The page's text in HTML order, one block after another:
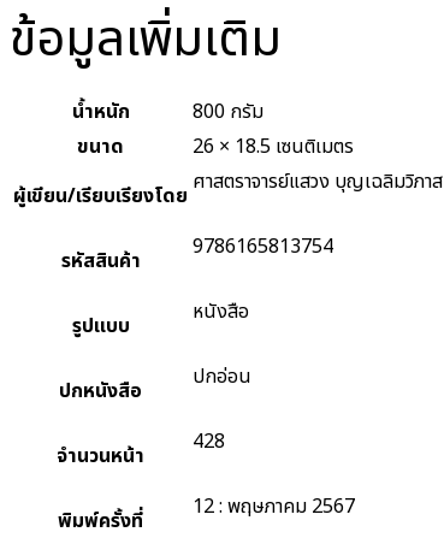
ข้อมูลเพิ่มเติม
น้ำหนัก
800 กรัม
ขนาด
26 × 18.5 เซนติเมตร
ผู้เขียน/เรียบเรียงโดย ศาสตราจารย์แสวง บุญเฉลิมวิภาส
รหัสสินค้า 9786165813754
รูปแบบ หนังสือ
ปกหนังสือ ปกอ่อน
จำนวนหน้า 428
พิมพ์ครั้งที่ 12 : พฤษภาคม 2567